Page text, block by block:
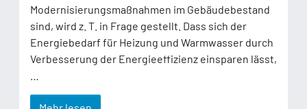
Modernisierungsmaßnahmen im Gebäudebestand
sind, wird z. T. in Frage gestellt. Dass sich der
Energiebedarf für Heizung und Warmwasser durch
Verbesserung der Energieeffizienz einsparen lässt,